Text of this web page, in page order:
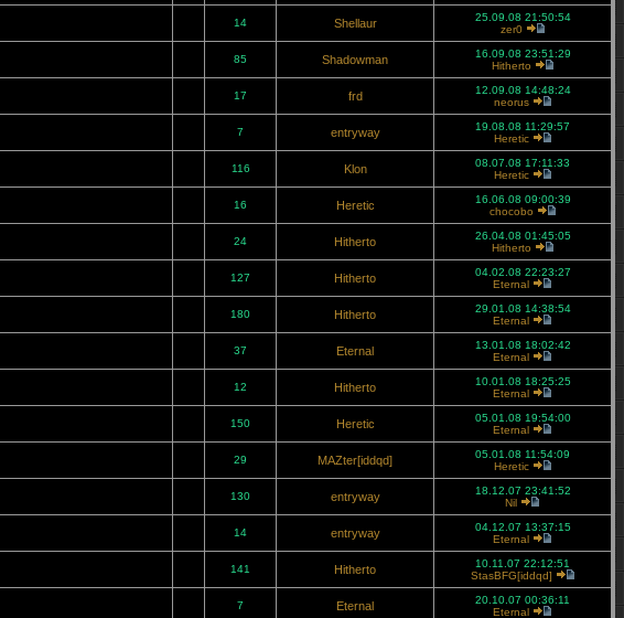
14 Shellaur
25.09.08 21:50:54
zer0
85 Shadowman
16.09.08 23:51:29
Hitherto
17 frd
12.09.08 14:48:24
neorus
7 entryway
19.08.08 11:29:57
Heretic
116 Klon
08.07.08 17:11:33
Heretic
16 Heretic
16.06.08 09:00:39
chocobo
24 Hitherto
26.04.08 01:45:05
Hitherto
127 Hitherto
04.02.08 22:23:27
Eternal
180 Hitherto
29.01.08 14:38:54
Eternal
37 Eternal
13.01.08 18:02:42
Eternal
12 Hitherto
10.01.08 18:25:25
Eternal
150 Heretic
05.01.08 19:54:00
Eternal
29 MAZter[iddqd]
05.01.08 11:54:09
Heretic
130 entryway
18.12.07 23:41:52
Nil
14 entryway
04.12.07 13:37:15
Eternal
141 Hitherto
10.11.07 22:12:51
StasBFG[iddqd]
7 Eternal
20.10.07 00:36:11
Eternal